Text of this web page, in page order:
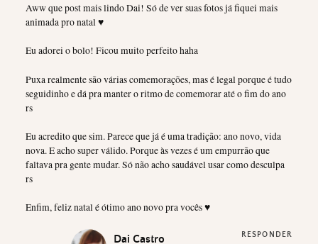
Aww que post mais lindo Dai! Só de ver suas fotos já fiquei mais
animada pro natal ♥
Eu adorei o bolo! Ficou muito perfeito haha
Puxa realmente são várias comemorações, mas é legal porque é tudo
seguidinho e dá pra manter o ritmo de comemorar até o fim do ano
rs
Eu acredito que sim. Parece que já é uma tradição: ano novo, vida
nova. E acho super válido. Porque às vezes é um empurrão que
faltava pra gente mudar. Só não acho saudável usar como desculpa
rs
Enfim, feliz natal é ótimo ano novo pra vocês ♥
Dai Castro RESPONDER